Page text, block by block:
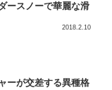
ースノーで華麗な滑
2018.2.10
ーが交差する異種格